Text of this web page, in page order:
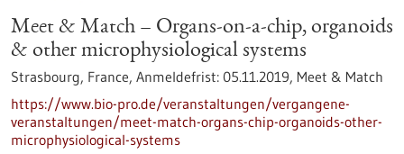
Meet & Match – Organs-on-a-chip, organoids
& other microphysiological systems
Strasbourg, France, Anmeldefrist: 05.11.2019, Meet & Match
https://www.bio-pro.de/veranstaltungen/vergangene-
veranstaltungen/meet-match-organs-chip-organoids-other-
microphysiological-systems